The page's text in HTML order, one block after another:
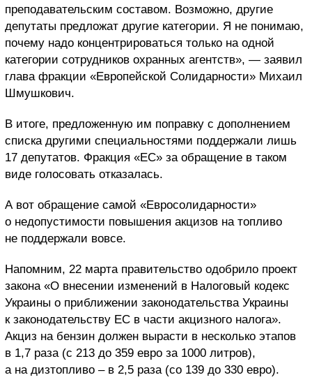
преподавательским составом. Возможно, другие
депутаты предложат другие категории. Я не понимаю,
почему надо концентрироваться только на одной
категории сотрудников охранных агентств», — заявил
глава фракции «Европейской Солидарности» Михаил
Шмушкович.
В итоге, предложенную им поправку с дополнением
списка другими специальностями поддержали лишь
17 депутатов. Фракция «ЕС» за обращение в таком
виде голосовать отказалась.
А вот обращение самой «Евросолидарности»
о недопустимости повышения акцизов на топливо
не поддержали вовсе.
Напомним, 22 марта правительство одобрило проект
закона «О внесении изменений в Налоговый кодекс
Украины о приближении законодательства Украины
к законодательству ЕС в части акцизного налога».
Акциз на бензин должен вырасти в несколько этапов
в 1,7 раза (с 213 до 359 евро за 1000 литров),
а на дизтопливо – в 2,5 раза (со 139 до 330 евро).